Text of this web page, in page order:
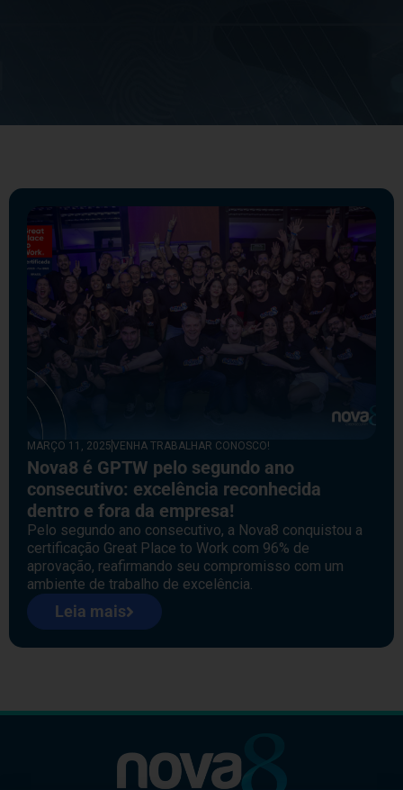
MARÇO 11, 2025VENHA TRABALHAR CONOSCO!
Nova8 é GPTW pelo segundo ano
consecutivo: excelência reconhecida
dentro e fora da empresa!
Pelo segundo ano consecutivo, a Nova8 conquistou a
certificação Great Place to Work com 96% de
aprovação, reafirmando seu compromisso com um
ambiente de trabalho de excelência.
Leia mais